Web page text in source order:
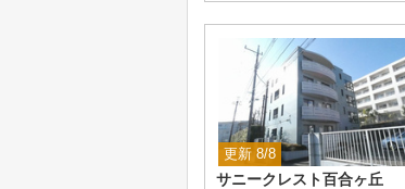
更新 8/8
サニークレスト百合ヶ丘